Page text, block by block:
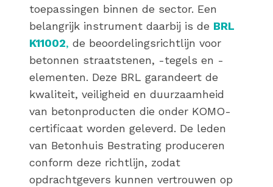
toepassingen binnen de sector. Een
belangrijk instrument daarbij is de BRL
K11002, de beoordelingsrichtlijn voor
betonnen straatstenen, -tegels en -
elementen. Deze BRL garandeert de
kwaliteit, veiligheid en duurzaamheid
van betonproducten die onder KOMO-
certificaat worden geleverd. De leden
van Betonhuis Bestrating produceren
conform deze richtlijn, zodat
opdrachtgevers kunnen vertrouwen op